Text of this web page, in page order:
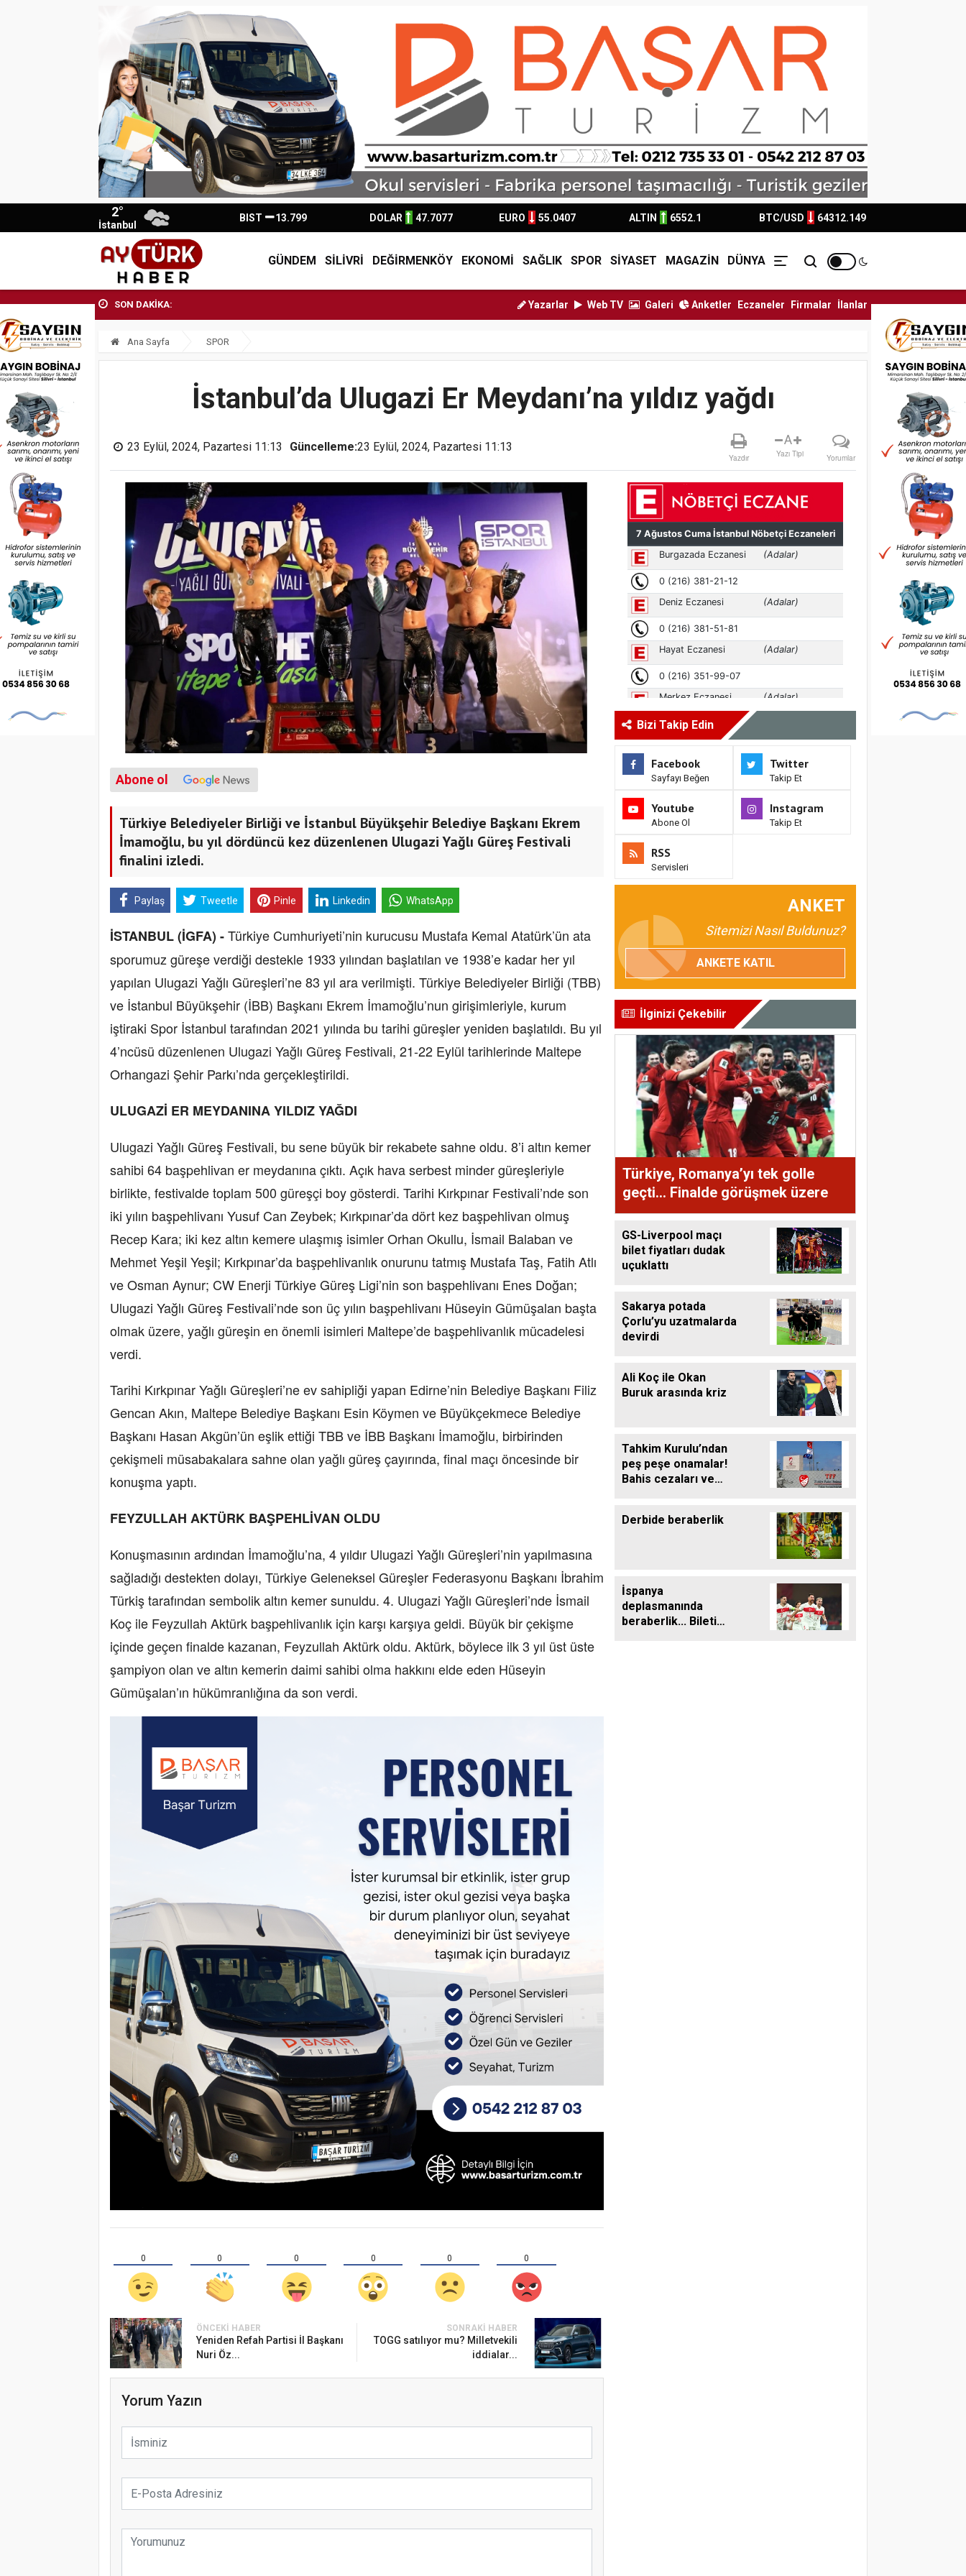
2°
İstanbul
BIST 13.799 DOLAR 47.7077 EURO 55.0407 ALTIN 6552.1 BTC/USD 64312.149
GÜNDEM SİLİVRİ DEĞİRMENKÖY EKONOMİ SAĞLIK SPOR SİYASET MAGAZİN DÜNYA
SON DAKİKA: Yazarlar Web TV Galeri Anketler Eczaneler Firmalar İlanlar
Ana Sayfa SPOR
İstanbul’da Ulugazi Er Meydanı’na yıldız yağdı
23 Eylül, 2024, Pazartesi 11:13 Güncelleme:23 Eylül, 2024, Pazartesi 11:13
Yazdır
A
Yazı Tipi Yorumlar
Abone ol
Türkiye Belediyeler Birliği ve İstanbul Büyükşehir Belediye Başkanı Ekrem
İmamoğlu, bu yıl dördüncü kez düzenlenen Ulugazi Yağlı Güreş Festivali
finalini izledi.
Paylaş Tweetle Pinle Linkedin WhatsApp
İSTANBUL (İGFA) -Türkiye Cumhuriyeti’nin kurucusu Mustafa Kemal Atatürk’ün ata
sporumuz güreşe verdiği destekle 1933 yılından başlatılan ve 1938’e kadar her yıl
yapılan Ulugazi Yağlı Güreşleri’ne 83 yıl ara verilmişti. Türkiye Belediyeler Birliği (TBB)
ve İstanbul Büyükşehir (İBB) Başkanı Ekrem İmamoğlu’nun girişimleriyle, kurum
iştiraki Spor İstanbul tarafından 2021 yılında bu tarihi güreşler yeniden başlatıldı. Bu yıl
4’ncüsü düzenlenen Ulugazi Yağlı Güreş Festivali, 21-22 Eylül tarihlerinde Maltepe
Orhangazi Şehir Parkı’nda gerçekleştirildi.
ULUGAZİ ER MEYDANINA YILDIZ YAĞDI
Ulugazi Yağlı Güreş Festivali, bu sene büyük bir rekabete sahne oldu. 8’i altın kemer
sahibi 64 başpehlivan er meydanına çıktı. Açık hava serbest minder güreşleriyle
birlikte, festivalde toplam 500 güreşçi boy gösterdi. Tarihi Kırkpınar Festivali’nde son
iki yılın başpehlivanı Yusuf Can Zeybek; Kırkpınar’da dört kez başpehlivan olmuş
Recep Kara; iki kez altın kemere ulaşmış isimler Orhan Okullu, İsmail Balaban ve
Mehmet Yeşil Yeşil; Kırkpınar’da başpehlivanlık onurunu tatmış Mustafa Taş, Fatih Atlı
ve Osman Aynur; CW Enerji Türkiye Güreş Ligi’nin son başpehlivanı Enes Doğan;
Ulugazi Yağlı Güreş Festivali’nde son üç yılın başpehlivanı Hüseyin Gümüşalan başta
olmak üzere, yağlı güreşin en önemli isimleri Maltepe’de başpehlivanlık mücadelesi
verdi.
Tarihi Kırkpınar Yağlı Güreşleri’ne ev sahipliği yapan Edirne’nin Belediye Başkanı Filiz
Gencan Akın, Maltepe Belediye Başkanı Esin Köymen ve Büyükçekmece Belediye
Başkanı Hasan Akgün’ün eşlik ettiği TBB ve İBB Başkanı İmamoğlu, birbirinden
çekişmeli müsabakalara sahne olan yağlı güreş çayırında, final maçı öncesinde bir
konuşma yaptı.
FEYZULLAH AKTÜRK BAŞPEHLİVAN OLDU
Konuşmasının ardından İmamoğlu’na, 4 yıldır Ulugazi Yağlı Güreşleri’nin yapılmasına
sağladığı destekten dolayı, Türkiye Geleneksel Güreşler Federasyonu Başkanı İbrahim
Türkiş tarafından sembolik altın kemer sunuldu. 4. Ulugazi Yağlı Güreşleri’nde İsmail
Koç ile Feyzullah Aktürk başpehlivanlık için karşı karşıya geldi. Büyük bir çekişme
içinde geçen finalde kazanan, Feyzullah Aktürk oldu. Aktürk, böylece ilk 3 yıl üst üste
şampiyon olan ve altın kemerin daimi sahibi olma hakkını elde eden Hüseyin
Gümüşalan’ın hükümranlığına da son verdi.
0 0 0 0 0 0
ÖNCEKI HABER
Yeniden Refah Partisi İl Başkanı
Nuri Öz...
SONRAKI HABER
TOGG satılıyor mu? Milletvekili
iddialar...
Yorum Yazın
Bizi Takip Edin
Facebook
Sayfayı Beğen
Twitter
Takip Et
Youtube
Abone Ol
Instagram
Takip Et
RSS
Servisleri
ANKET
Sitemizi Nasıl Buldunuz?
ANKETE KATIL
İlginizi Çekebilir
Türkiye, Romanya’yı tek golle
geçti... Finalde görüşmek üzere
GS-Liverpool maçı
bilet fiyatları dudak
uçuklattı
Sakarya potada
Çorlu’yu uzatmalarda
devirdi
Ali Koç ile Okan
Buruk arasında kriz
Tahkim Kurulu’ndan
peş peşe onamalar!
Bahis cezaları ve
Derbide beraberlik
İspanya
deplasmanında
beraberlik... Bileti